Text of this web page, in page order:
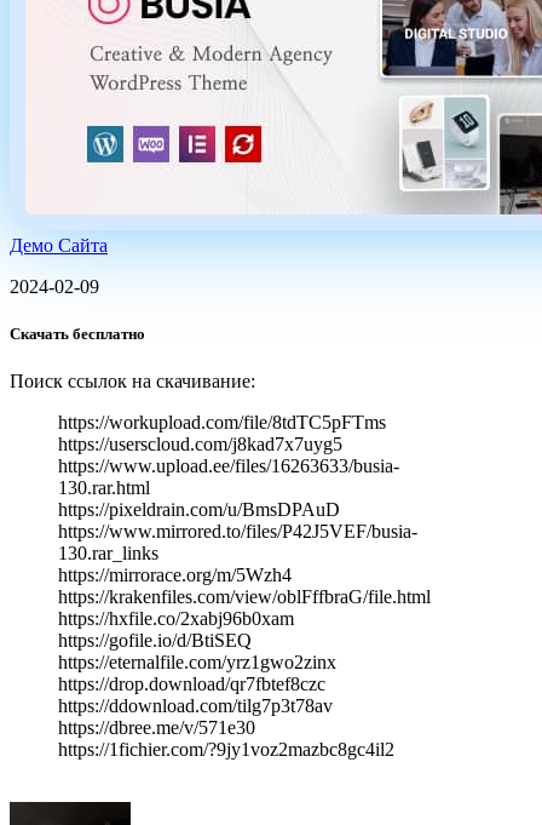
Демо Сайта
2024-02-09
Скачать бесплатно
Поиск ссылок на скачивание:
https://workupload.com/file/8tdTC5pFTms
https://userscloud.com/j8kad7x7uyg5
https://www.upload.ee/files/16263633/busia-
130.rar.html
https://pixeldrain.com/u/BmsDPAuD
https://www.mirrored.to/files/P42J5VEF/busia-
130.rar_links
https://mirrorace.org/m/5Wzh4
https://krakenfiles.com/view/oblFffbraG/file.html
https://hxfile.co/2xabj96b0xam
https://gofile.io/d/BtiSEQ
https://eternalfile.com/yrz1gwo2zinx
https://drop.download/qr7fbtef8czc
https://ddownload.com/tilg7p3t78av
https://dbree.me/v/571e30
https://1fichier.com/?9jy1voz2mazbc8gc4il2